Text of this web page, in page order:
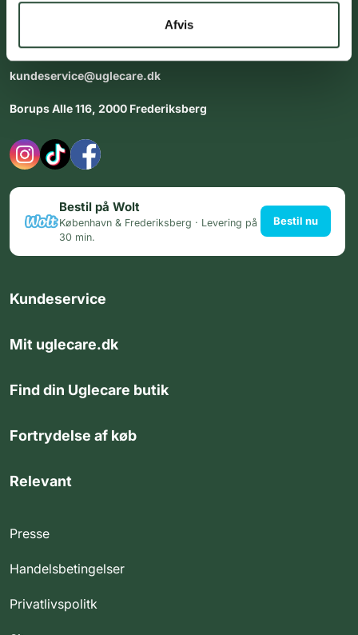
Afvis
Åbningstider i butikken:
kundeservice@uglecare.dk
Borups Alle 116, 2000 Frederiksberg
Bestil på Wolt
København & Frederiksberg · Levering på
30 min.
Bestil nu
Kundeservice
Mit uglecare.dk
Find din Uglecare butik
Fortrydelse af køb
Relevant
Presse
Handelsbetingelser
Privatlivspolitk